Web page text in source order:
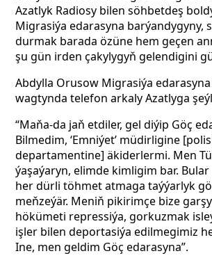
Azatlyk Radiosy bilen söhbetdeş
Migrasiýa edarasyna barýandygyny,
durmak barada özüne hem geçen
şu gün irden çakylygyň gelendigini
Abdylla Orusow Migrasiýa
wagtynda telefon arkaly Azatlyga
“Maňa-da jaň etdiler, gel diýip Göç
Bilmedim, ‘Emniýet’ müdirligine
departamentine] äkiderlermi. Men
ýaşaýaryn, elimde kimligim bar.
her dürli töhmet atmaga taýýarlyk
meňzeýär. Meniň pikirimçe bize
hökümeti repressiýa, gorkuzmak
işler bilen deportasiýa edilmegimiz
Ine, men geldim Göç edarasyna”.